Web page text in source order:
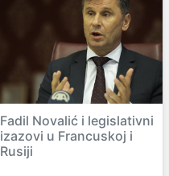
Fadil Novalić i legislativni
izazovi u Francuskoj i
Rusiji